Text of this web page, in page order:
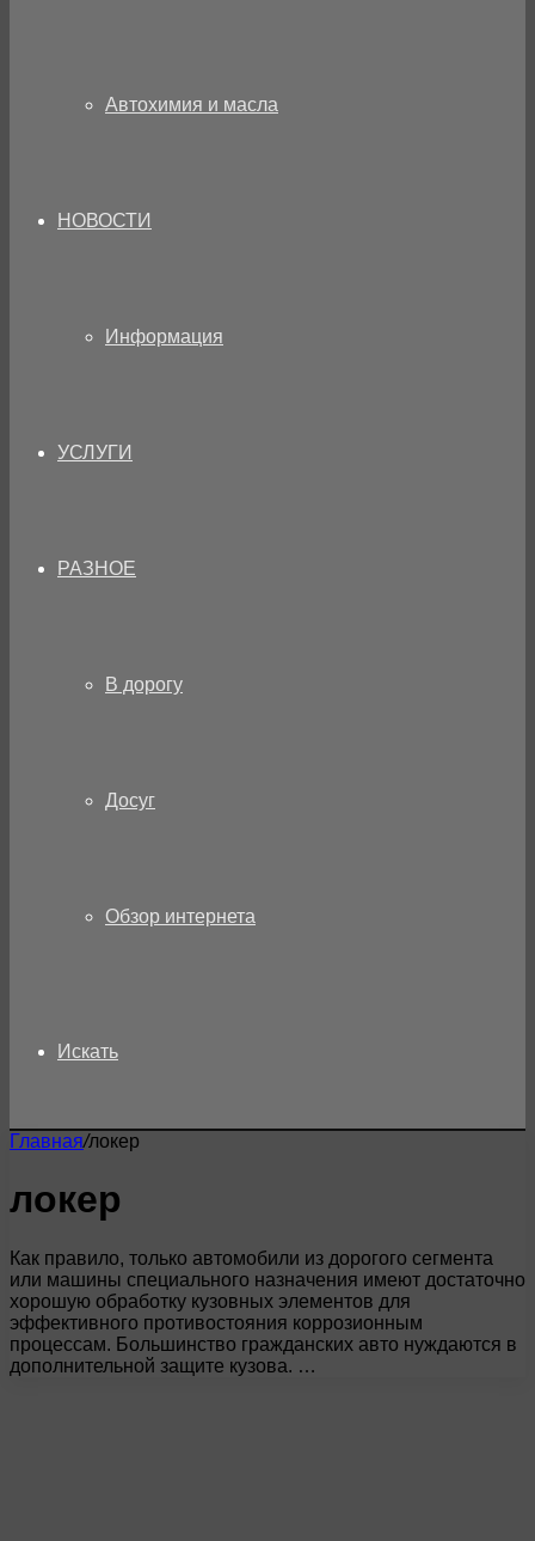
Автохимия и масла
НОВОСТИ
Информация
УСЛУГИ
РАЗНОЕ
В дорогу
Досуг
Обзор интернета
Искать
Главная/локер
локер
Как правило, только автомобили из дорогого сегмента
или машины специального назначения имеют достаточно
хорошую обработку кузовных элементов для
эффективного противостояния коррозионным
процессам. Большинство гражданских авто нуждаются в
дополнительной защите кузова. …